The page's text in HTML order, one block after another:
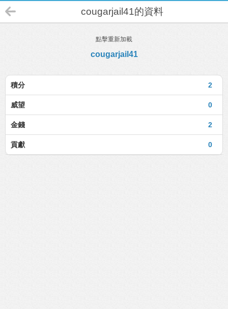
cougarjail41的資料
點擊重新加載
cougarjail41
2
積分
0
威望
2
金錢
0
貢獻